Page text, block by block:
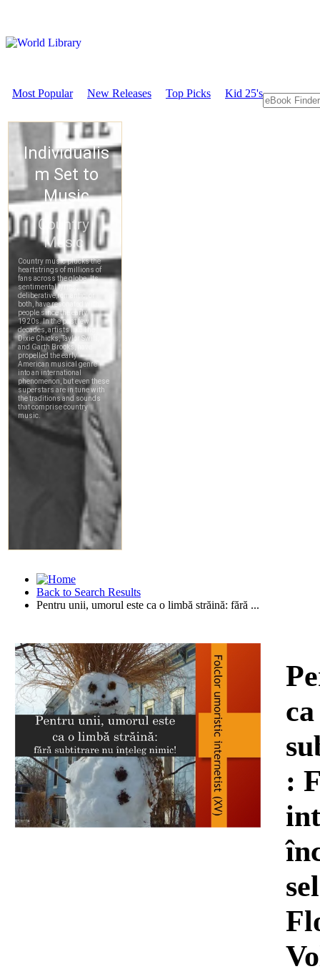
Most Popular New Releases Top Picks Kid 25's
Back to Search Results
Pentru unii, umorul este ca o limbă străină: fără ...
Download
: